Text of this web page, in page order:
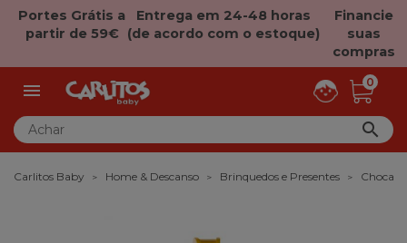
Portes Grátis a
partir de 59€
Entrega em 24-48 horas
(de acordo com o estoque)
Financie
suas
compras
 0

Carlitos Baby Home & Descanso Brinquedos e Presentes